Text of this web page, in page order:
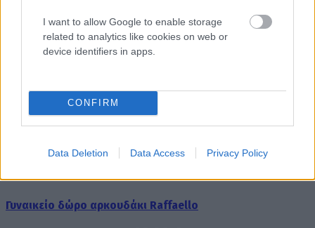
I want to allow Google to enable storage
related to analytics like cookies on web or
device identifiers in apps.
CONFIRM
Data Deletion Data Access Privacy Policy
Add to wishlist
Προσθήκη στο καλάθι
Quick view
48.00
Add to wishlist
Quick view
Γυναικείο δώρο αρκουδάκι Raffaello